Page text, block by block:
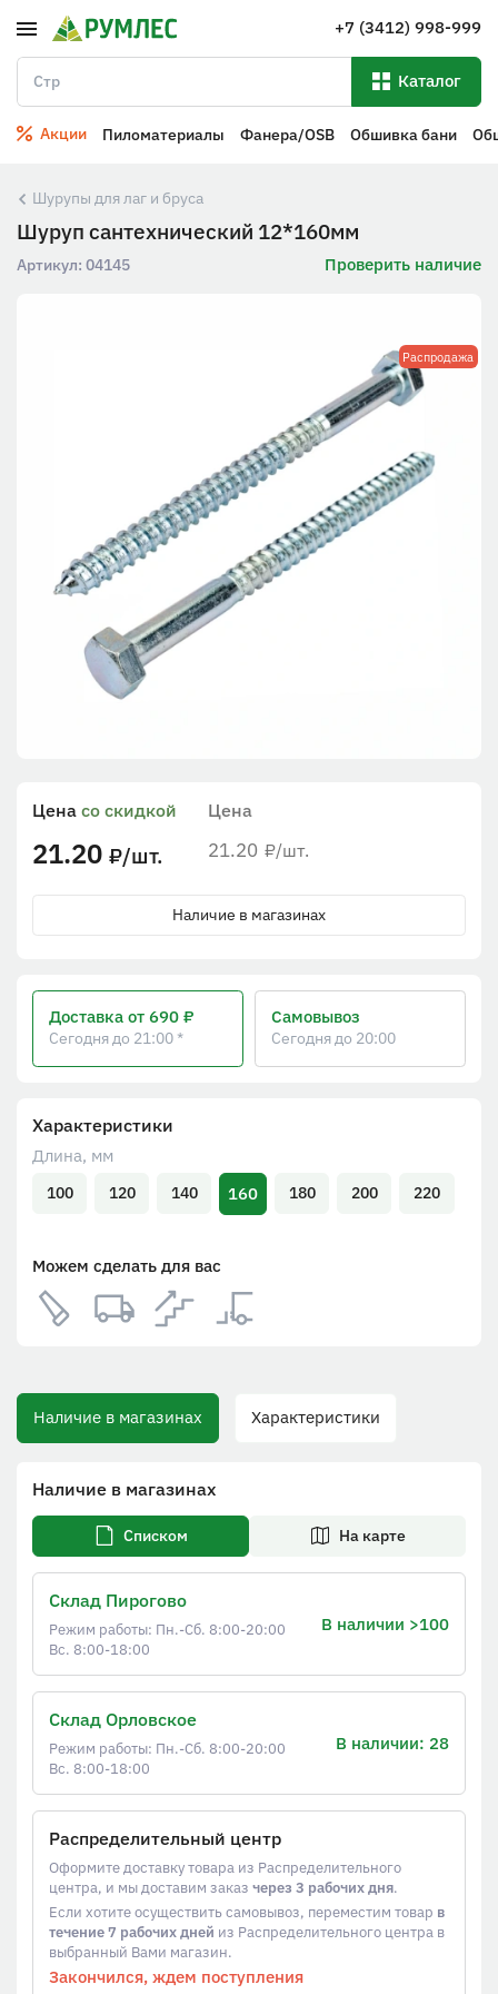
+7 (3412) 998-999
Каталог
Акции Пиломатериалы Фанера/OSB Обшивка бани
Шурупы для лаг и бруса
Шуруп сантехнический 12*160мм
Артикул: 04145 Проверить наличие
Распродажа
Характеристики
Длина, мм
100 120 140 160 180 200 220
Можем сделать для вас
Цена
21.20 ₽/шт.
Цена со скидкой
21.20 ₽/шт.
Наличие в магазинах
Доставка от 690 ₽
Сегодня до 21:00 *
Самовывоз
Сегодня до 20:00
Наличие в магазинах Характеристики
Наличие в магазинах
Списком На карте
Склад Пирогово
Режим работы: Пн.-Сб. 8:00-20:00
Вс. 8:00-18:00
В наличии >100
Склад Орловское
Режим работы: Пн.-Сб. 8:00-20:00
Вс. 8:00-18:00
В наличии: 28
Распределительный центр
Оформите доставку товара из Распределительного
центра, и мы доставим заказ через 3 рабочих дня.
Если хотите осуществить самовывоз, переместим товар в
течение 7 рабочих дней из Распределительного центра в
выбранный Вами магазин.
Закончился, ждем поступления